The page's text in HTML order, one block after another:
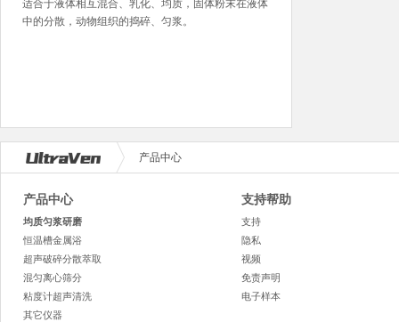
适合于液体相互混合、乳化、均质，固体粉末在液体
中的分散，动物组织的捣碎、匀浆。
产品中心
产品中心
均质匀浆研磨
恒温槽金属浴
超声破碎分散萃取
混匀离心筛分
粘度计超声清洗
其它仪器
支持帮助
支持
隐私
视频
免责声明
电子样本